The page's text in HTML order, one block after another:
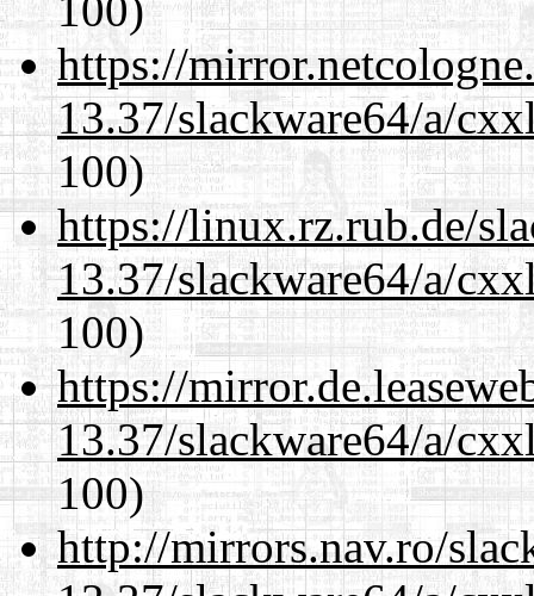
https://
13.37/slackware64/a/
100)
https://linux.rz.rub.de/
13.37/slackware64/a/
100)
https://
13.37/slackware64/a/
100)
http://mirrors.nav.ro/